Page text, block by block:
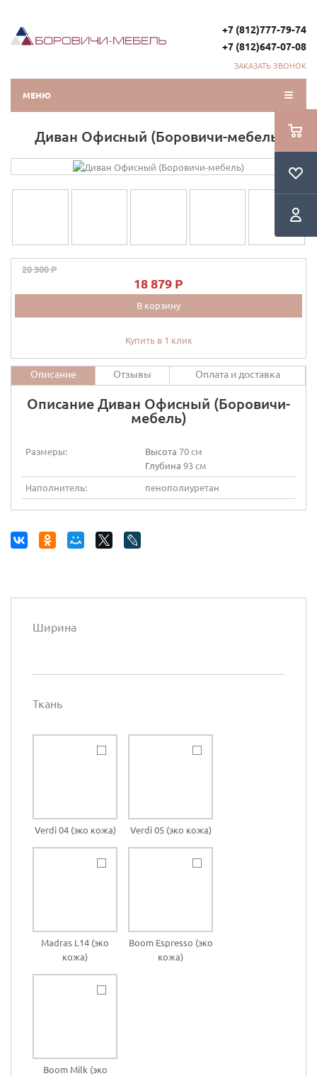
+7 (812)777-79-74
+7 (812)647-07-08
ЗАКАЗАТЬ ЗВОНОК
МЕНЮ
Диван Офисный (Боровичи-мебель)
20 300 P
18 879 P
В корзину
Купить в 1 клик
Описание Отзывы Оплата и доставка
Описание Диван Офисный (Боровичи-
мебель)
Размеры: Высота 70 см
Глубина 93 см
Наполнитель:
пенополиуретан
Ширина
Ткань
Verdi 04 (эко кожа) Verdi 05 (эко кожа)
Madras L14 (эко
кожа)
Boom Espresso (эко
кожа)
Boom Milk (эко